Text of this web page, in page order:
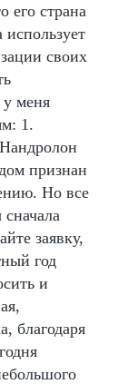
его страна
своих
у меня
1.
признан
Но все
заявку,
год
и
благодаря